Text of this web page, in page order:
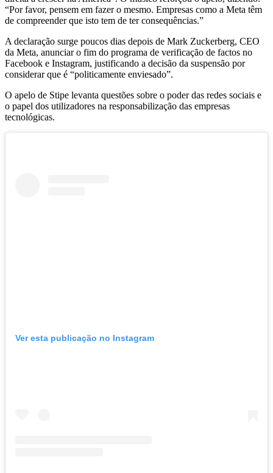
“Por favor, pensem em fazer o mesmo. Empresas como a Meta têm
de compreender que isto tem de ter consequências.”
A declaração surge poucos dias depois de Mark Zuckerberg, CEO
da Meta, anunciar o fim do programa de verificação de factos no
Facebook e Instagram, justificando a decisão da suspensão por
considerar que é “politicamente enviesado”.
O apelo de Stipe levanta questões sobre o poder das redes sociais e
o papel dos utilizadores na responsabilização das empresas
tecnológicas.
Ver esta publicação no Instagram